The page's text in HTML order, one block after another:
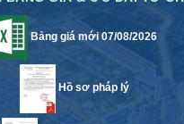
Bảng giá mới 07/08/2026
Hồ sơ pháp lý